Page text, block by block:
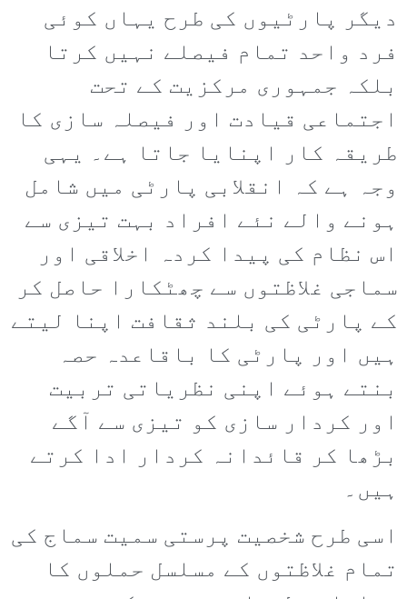
دیگر پارٹیوں کی طرح یہاں کوئی
فرد واحد تمام فیصلے نہیں کرتا
بلکہ جمہوری مرکزیت کے تحت
اجتماعی قیادت اور فیصلہ سازی کا
طریقہ کار اپنایا جاتا ہے۔ یہی
وجہ ہے کہ انقلابی پارٹی میں شامل
ہونے والے نئے افراد بہت تیزی سے
اس نظام کی پیدا کردہ اخلاقی اور
سماجی غلاظتوں سے چھٹکارا حاصل کر
کے پارٹی کی بلند ثقافت اپنا لیتے
ہیں اور پارٹی کا باقاعدہ حصہ
بنتے ہوئے اپنی نظریاتی تربیت
اور کردار سازی کو تیزی سے آگے
بڑھا کر قائدانہ کردار ادا کرتے
ہیں۔
اسی طرح شخصیت پرستی سمیت سماج کی
تمام غلاظتوں کے مسلسل حملوں کا